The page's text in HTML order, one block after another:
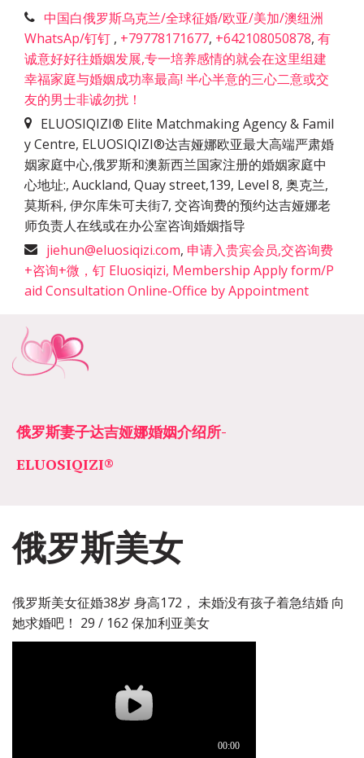
中国白俄罗斯乌克兰/全球征婚/欧亚/美加/澳纽洲
WhatsAp/钉钉 , +79778171677, +642108050878, 有
诚意好好往婚姻发展,专一培养感情的就会在这里组建
幸福家庭与婚姻成功率最高! 半心半意的三心二意或交
友的男士非诚勿扰！
ELUOSIQIZI® Elite Matchmaking Agency & Famil
y Centre, ELUOSIQIZI®达吉娅娜欧亚最大高端严肃婚
姻家庭中心,俄罗斯和澳新西兰国家注册的婚姻家庭中
心地址:, Auckland, Quay street,139, Level 8, 奥克兰,
莫斯科, 伊尔库朱可夫街7, 交咨询费的预约达吉娅娜老
师负责人在线或在办公室咨询婚姻指导
jiehun@eluosiqizi.com, 申请入贵宾会员,交咨询费
+咨询+微，钉 Eluosiqizi, Membership Apply form/P
aid Consultation Online-Office by Appointment
俄罗斯妻子达吉娅娜婚姻介绍所­­
ELUOSIQIZI®
俄罗斯美女
俄罗斯美女征婚38岁 身高172， 未婚没有孩子着急结婚 向
她求婚吧！ 29 / 162 保加利亚美女